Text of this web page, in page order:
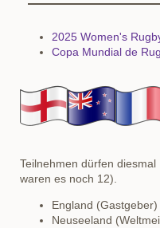
2025 Women's
Copa Mundial de
Teilnehmen dürfen
waren es noch 12).
England (Gastgeber)
Neuseeland